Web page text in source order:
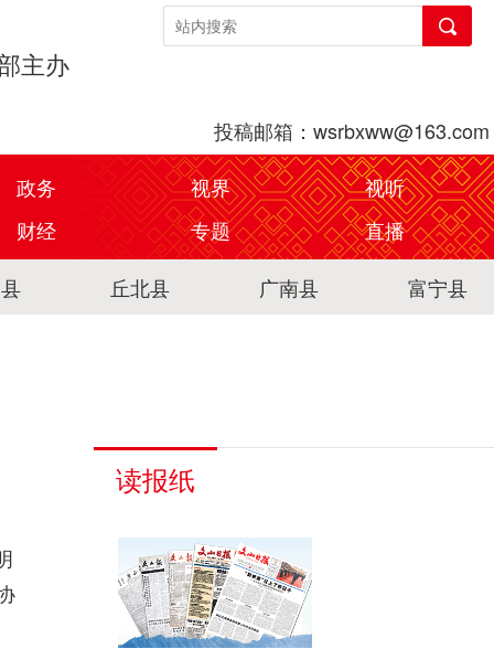
主办
投稿邮箱：wsrbxww@163.com
政务
视界
视听
财经
专题
直播
丘北县 广南县 富宁县
读报纸